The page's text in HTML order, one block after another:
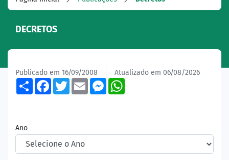
DECRETOS
Publicado em 16/09/2008 Atualizado em 06/08/2026
ShareFacebook
TwitterEmailMessenger
Ano